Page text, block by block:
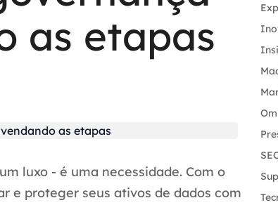
as etapas
luxo - é uma necessidade. Com o
e proteger seus ativos de dados com